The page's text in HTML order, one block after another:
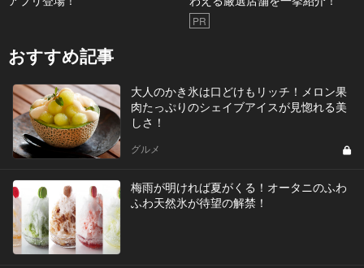
PR
おすすめ記事
大人のかき氷は口どけもリッチ！メロン果
肉たっぷりのシェイブアイスが見惚れる美
しさ！
グルメ
梅雨が明ければ夏がくる！オータニのふわ
ふわ天然氷が待望の解禁！